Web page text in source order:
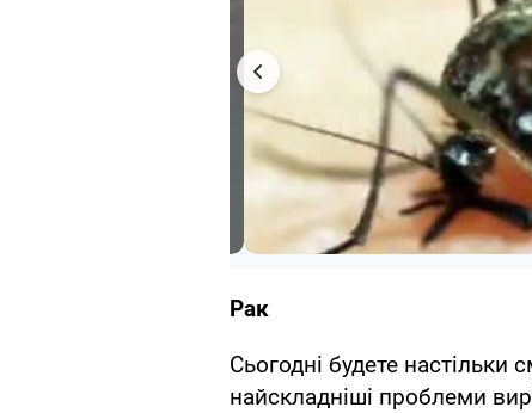
Рак
Сьогодні будете
найскладніші проблеми